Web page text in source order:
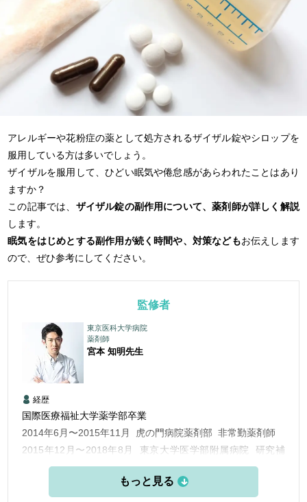
アレルギーや花粉症の薬として処方されるザイザル錠やシロップを
服用している方は多いでしょう。
ザイザルを服用して、ひどい眠気や倦怠感があらわれたことはあり
ますか？
この記事では、 ザイザル錠の副作用について、薬剤師が詳しく解説
します。
眠気をはじめとする副作用が続く時間や、対策などもお伝えします
ので、ぜひ参考にしてください。
監修者
東京医科大学病院
薬剤師
宮本 知明先生
経歴
国際医療福祉大学薬学部卒業
2014年6月〜2015年11月 虎の門病院薬剤部 非常勤薬剤師
2015年12月〜2018年8月 東京大学医学部附属病院 研究補
2015年8月〜現在 メディカルライター